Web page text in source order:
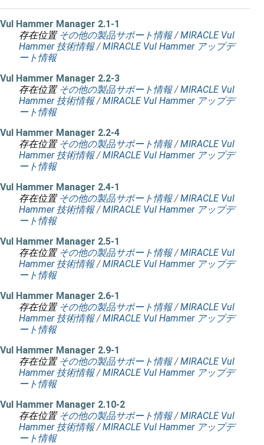
Vul Hammer Manager 2.1-1
存在位置 その他の製品サポート情報 /MIRACLE Vul
Hammer 技術情報 /MIRACLE Vul Hammer アップデ
ート情報
Vul Hammer Manager 2.2-3
存在位置 その他の製品サポート情報 /MIRACLE Vul
Hammer 技術情報 /MIRACLE Vul Hammer アップデ
ート情報
Vul Hammer Manager 2.2-4
存在位置 その他の製品サポート情報 /MIRACLE Vul
Hammer 技術情報 /MIRACLE Vul Hammer アップデ
ート情報
Vul Hammer Manager 2.4-1
存在位置 その他の製品サポート情報 /MIRACLE Vul
Hammer 技術情報 /MIRACLE Vul Hammer アップデ
ート情報
Vul Hammer Manager 2.5-1
存在位置 その他の製品サポート情報 /MIRACLE Vul
Hammer 技術情報 /MIRACLE Vul Hammer アップデ
ート情報
Vul Hammer Manager 2.6-1
存在位置 その他の製品サポート情報 /MIRACLE Vul
Hammer 技術情報 /MIRACLE Vul Hammer アップデ
ート情報
Vul Hammer Manager 2.9-1
存在位置 その他の製品サポート情報 /MIRACLE Vul
Hammer 技術情報 /MIRACLE Vul Hammer アップデ
ート情報
Vul Hammer Manager 2.10-2
存在位置 その他の製品サポート情報 /MIRACLE Vul
Hammer 技術情報 /MIRACLE Vul Hammer アップデ
ート情報